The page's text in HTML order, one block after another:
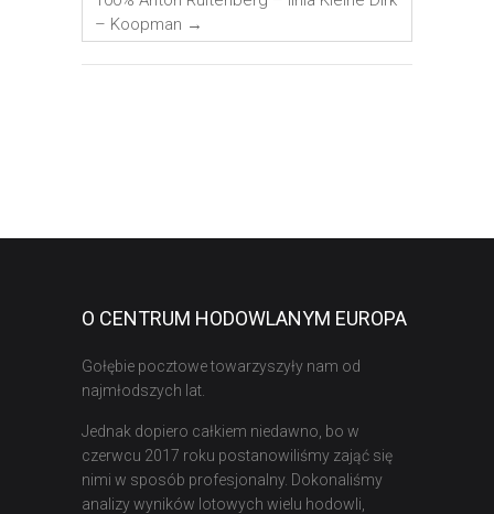
– Koopman →
O CENTRUM HODOWLANYM EUROPA
Gołębie pocztowe towarzyszyły nam od
najmłodszych lat.
Jednak dopiero całkiem niedawno, bo w
czerwcu 2017 roku postanowiliśmy zająć się
nimi w sposób profesjonalny. Dokonaliśmy
analizy wyników lotowych wielu hodowli,